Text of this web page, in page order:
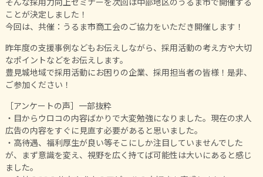
そんな採用力向上セミナーを次回は中部地区のうるま市で開催する
ことが決定しました！
今回は、共催：うるま市商工会のご協力をいただき開催します！
昨年度の支援事例などもお伝えしながら、採用活動の考え方や大切
なポイントなどをお伝えします。
豊見城地域で採用活動にお困りの企業、採用担当者の皆様！是非、
ご参加ください！
［アンケートの声］一部抜粋
・目からウロコの内容ばかりで大変勉強になりました。現在の求人
広告の内容をすぐに見直す必要があると思いました。
・高待遇、福利厚生が良い等そこにしか注目していませんでした
が、まず意識を変え、視野を広く持てば可能性は大いにあると感じ
ました。